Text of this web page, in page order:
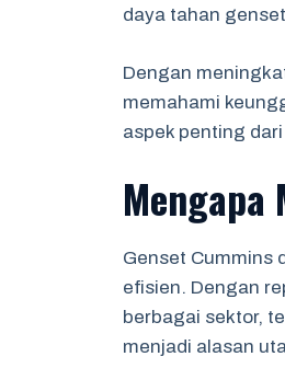
daya tahan
Dengan
memahami
aspek penting
Mengapa
Genset Cummins
efisien. Dengan
berbagai sektor,
menjadi alasan